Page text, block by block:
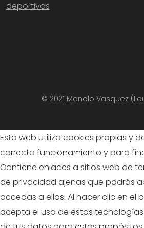
deportivos
© 2021 Manolo Vasquez
Esta web utiliza cookies propias y
correcto funcionamiento y para
Contiene enlaces a sitios web de
de privacidad ajenas que podrás
accedas a ellos. Al hacer clic en el
acepta el uso de estas